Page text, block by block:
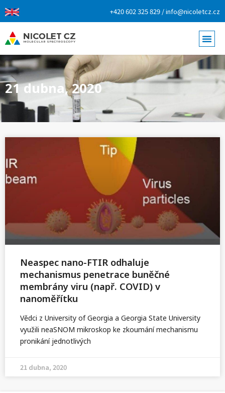
+420 602 325 829 / info@nicoletcz.cz
21 dubna, 2020
Neaspec nano-FTIR odhaluje
mechanismus penetrace buněčné
membrány viru (např. COVID) v
nanoměřítku
Vědci z University of Georgia a Georgia State University
využili neaSNOM mikroskop ke zkoumání mechanismu
pronikání jednotlivých
21 dubna, 2020